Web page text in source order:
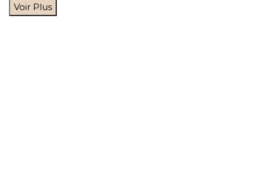
Voir Plus